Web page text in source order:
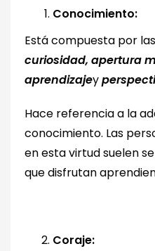
Conocimiento:
Está compuesta por
curiosidad, apertura
aprendizajey
Hace referencia a la
conocimiento. Las
en esta virtud suelen
que disfrutan
Coraje: